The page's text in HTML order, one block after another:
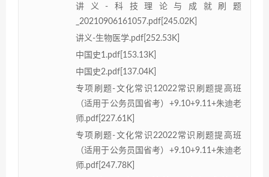
讲义-科技理论与成就刷题
_20210906161057.pdf[245.02K]
讲义-生物医学.pdf[252.53K]
中国史1.pdf[153.13K]
中国史2.pdf[137.04K]
专项刷题-文化常识12022常识刷题提高班
（适用于公务员国省考）+9.10+9.11+朱迪老
师.pdf[227.61K]
专项刷题-文化常识22022常识刷题提高班
（适用于公务员国省考）+9.10+9.11+朱迪老
师.pdf[247.78K]